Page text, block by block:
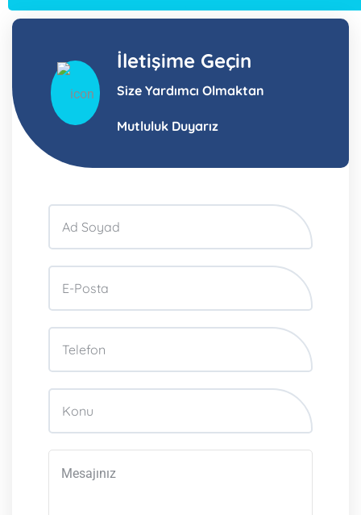
İletişime Geçin
Size Yardımcı Olmaktan
Mutluluk Duyarız